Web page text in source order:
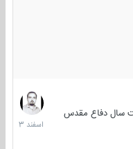
دفاع مقدس
20
اسفند
1403